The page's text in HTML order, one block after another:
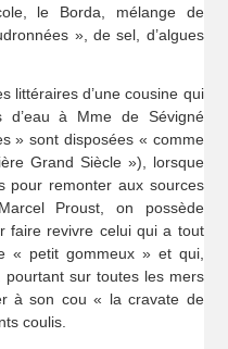
le Borda, mélange de
», de sel, d’algues
littéraires d’une cousine qui
d’eau à Mme de Sévigné
» sont disposées « comme
Grand Siècle »), lorsque
pour remonter aux sources
Proust, on possède
faire revivre celui qui a tout
« petit gommeux » et qui,
sur toutes les mers
à son cou « la cravate de
coulis.